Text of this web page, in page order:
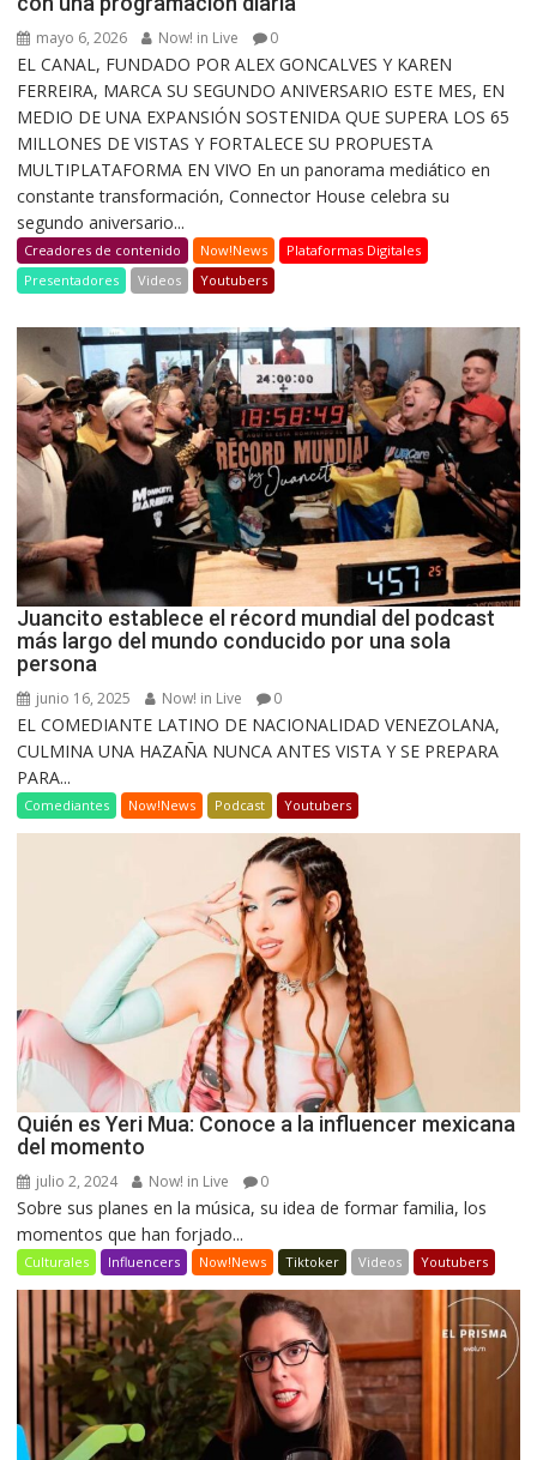
mayo 6, 2026 Now! in Live 0
EL CANAL, FUNDADO POR ALEX GONCALVES Y KAREN
FERREIRA, MARCA SU SEGUNDO ANIVERSARIO ESTE MES, EN
MEDIO DE UNA EXPANSIÓN SOSTENIDA QUE SUPERA LOS 65
MILLONES DE VISTAS Y FORTALECE SU PROPUESTA
MULTIPLATAFORMA EN VIVO En un panorama mediático en
constante transformación, Connector House celebra su
segundo aniversario...
Creadores de contenido Now!News
Plataformas Digitales
Presentadores
Videos Youtubers
Juancito establece el récord mundial del podcast
más largo del mundo conducido por una sola
persona
junio 16, 2025 Now! in Live 0
EL COMEDIANTE LATINO DE NACIONALIDAD VENEZOLANA,
CULMINA UNA HAZAÑA NUNCA ANTES VISTA Y SE PREPARA
PARA...
Comediantes Now!News Podcast Youtubers
Quién es Yeri Mua: Conoce a la influencer mexicana
del momento
julio 2, 2024 Now! in Live 0
Sobre sus planes en la música, su idea de formar familia, los
momentos que han forjado...
Culturales Influencers Now!News Tiktoker Videos Youtubers